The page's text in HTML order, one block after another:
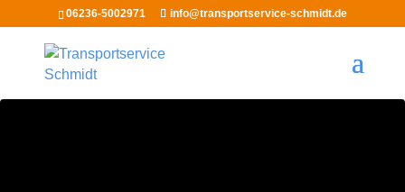
06236-5002971 info@transportservice-schmidt.de